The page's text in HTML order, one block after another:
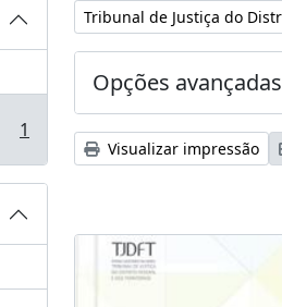
1
Remover filtro:
Tribunal de Justiça do
Opções
Visualizar impressão